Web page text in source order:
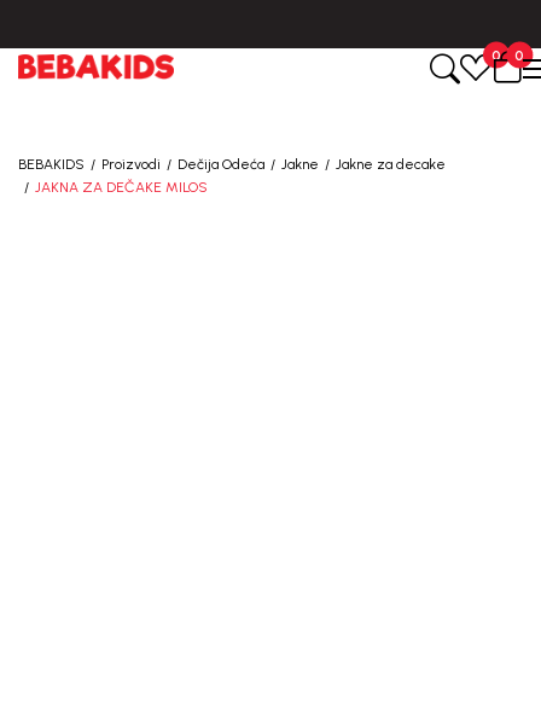
0
0
BEBAKIDS Proizvodi Dečija Odeća Jakne
Jakne za decake
JAKNA ZA DEČAKE MILOS